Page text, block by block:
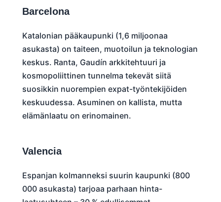
Barcelona
Katalonian pääkaupunki (1,6 miljoonaa
asukasta) on taiteen, muotoilun ja teknologian
keskus. Ranta, Gaudín arkkitehtuuri ja
kosmopoliittinen tunnelma tekevät siitä
suosikkin nuorempien expat-työntekijöiden
keskuudessa. Asuminen on kallista, mutta
elämänlaatu on erinomainen.
Valencia
Espanjan kolmanneksi suurin kaupunki (800
000 asukasta) tarjoaa parhaan hinta-